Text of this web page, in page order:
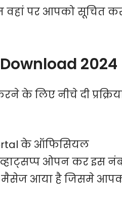
वहां पर आपको सूचित
2024
के लिए नीचे दी
के ऑफिसियल
ओपन कर इस
मैसेज आया है जिसमे